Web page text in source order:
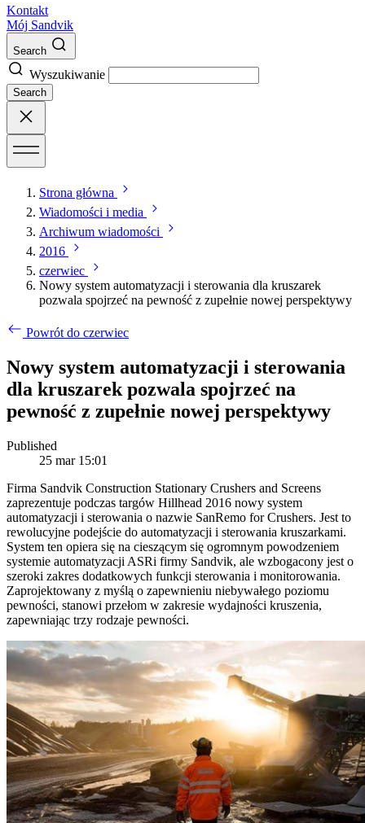
Kontakt
Mój Sandvik
Search
Wyszukiwanie
Search
Strona główna
Wiadomości i media
Archiwum wiadomości
2016
czerwiec
Nowy system automatyzacji i sterowania dla kruszarek
pozwala spojrzeć na pewność z zupełnie nowej perspektywy
Powrót do czerwiec
Nowy system automatyzacji i sterowania
dla kruszarek pozwala spojrzeć na
pewność z zupełnie nowej perspektywy
Published
25 mar 15:01
Firma Sandvik Construction Stationary Crushers and Screens
zaprezentuje podczas targów Hillhead 2016 nowy system
automatyzacji i sterowania o nazwie SanRemo for Crushers. Jest to
rewolucyjne podejście do automatyzacji i sterowania kruszarkami.
System ten opiera się na cieszącym się ogromnym powodzeniem
systemie automatyzacji ASRi firmy Sandvik, ale wzbogacony jest o
szeroki zakres dodatkowych funkcji sterowania i monitorowania.
Zaprojektowany z myślą o zapewnieniu niebywałego poziomu
pewności, stanowi przełom w zakresie wydajności kruszenia,
zapewniając trzy rodzaje pewności.